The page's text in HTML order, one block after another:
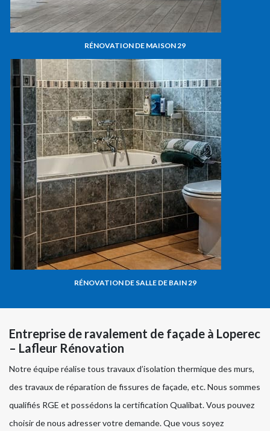
RÉNOVATION DE MAISON 29
RÉNOVATION DE SALLE DE BAIN 29
Entreprise de ravalement de façade à Loperec
– Lafleur Rénovation
Notre équipe réalise tous travaux d’isolation thermique des murs,
des travaux de réparation de fissures de façade, etc. Nous sommes
qualifiés RGE et possédons la certification Qualibat. Vous pouvez
choisir de nous adresser votre demande. Que vous soyez